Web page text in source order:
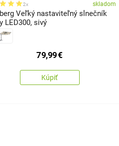
2x skladom
Veľký nastaviteľný slnečník
LED300, sivý
79,99€
Kúpiť